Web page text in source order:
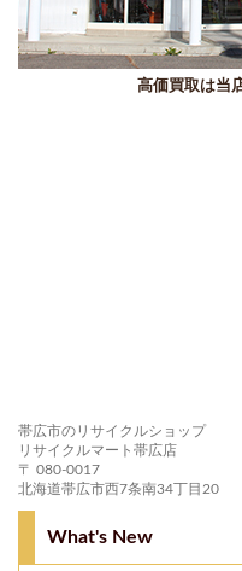
高価買取は当
帯広市のリサイクルショップ
リサイクルマート帯広店
〒 080-0017
北海道帯広市西7条南34丁目20
What's New